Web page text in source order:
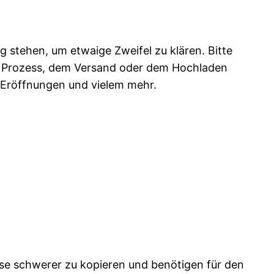
stehen, um etwaige Zweifel zu klären. Bitte
dem Versand oder dem Hochladen
und vielem mehr.
schwerer zu kopieren und benötigen für den